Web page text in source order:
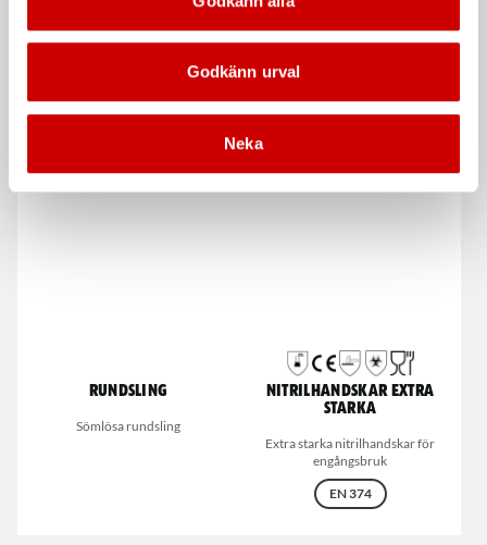
Godkänn urval
Neka
Svarta nitrilhandskar
Handgängtapp Gradtapp
Rundsling
Sömlösa rundsling
Nitrilhandskar extra
starka
Extra starka nitrilhandskar för
engångsbruk
EN 374